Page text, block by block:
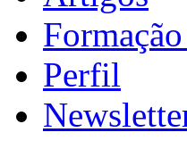
Perfil